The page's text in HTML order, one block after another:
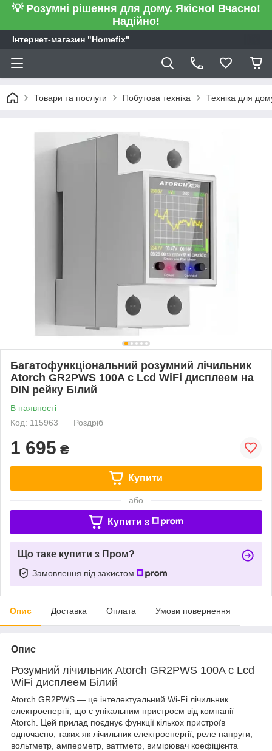
💡 Розумні рішення для дому. Якісно! Вчасно!
Надійно!
Інтернет-магазин "Homefix"
Товари та послуги Побутова техніка Техніка для
Багатофункціональний розумний лічильник
Atorch GR2PWS 100A с Lcd WiFi дисплеем на
DIN рейку Білий
В наявності
Код: 115963
Роздріб
1 695 ₴
Купити
або
Купити з
Що таке купити з Пром?
Замовлення під захистом
Опис Доставка Оплата Умови повернення
Опис
Розумний лічильник Atorch GR2PWS 100A с Lcd
WiFi дисплеем Білий
Atorch GR2PWS — це інтелектуальний Wi-Fi лічильник
електроенергії, що є унікальним пристроєм від компанії
Atorch. Цей прилад поєднує функції кількох пристроїв
одночасно, таких як лічильник електроенергії, реле напруги,
вольтметр, амперметр, ваттметр, вимірювач коефіцієнта